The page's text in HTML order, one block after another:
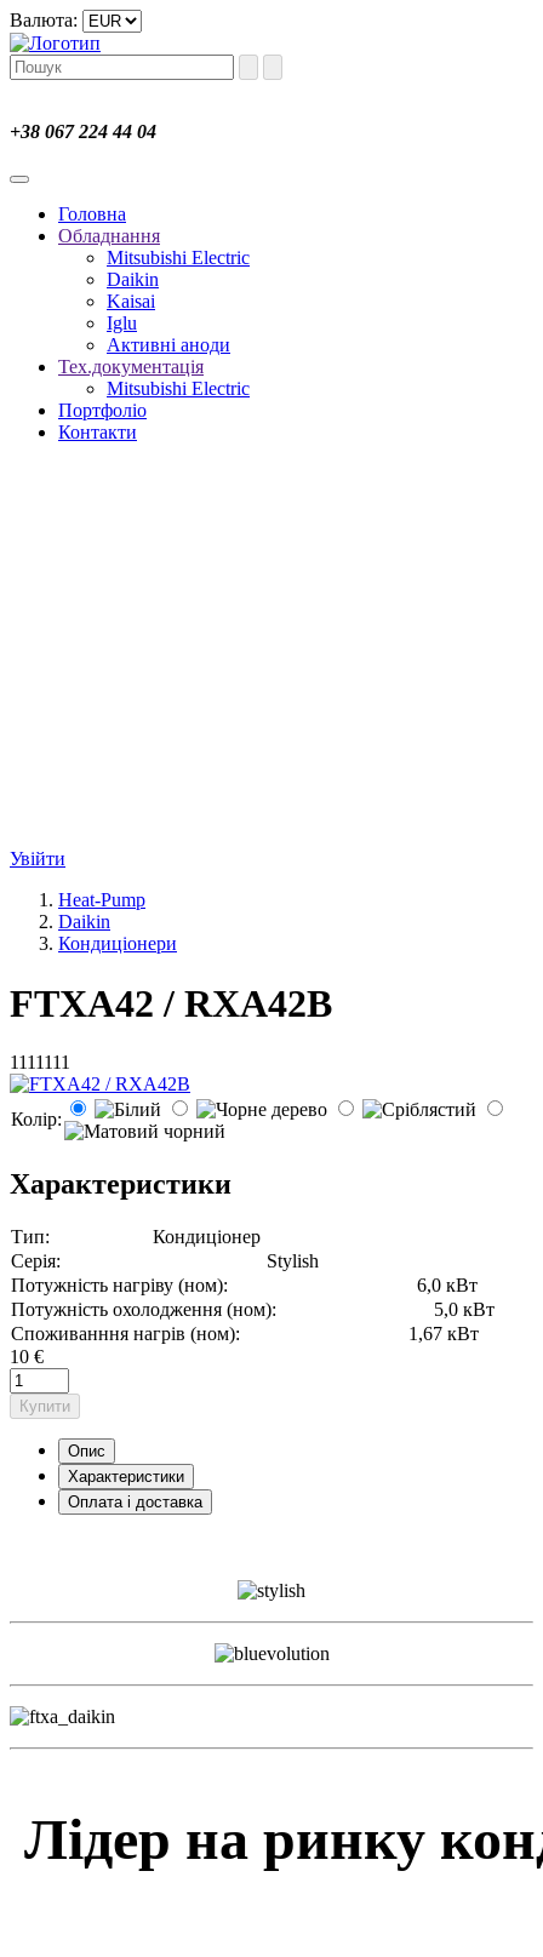
Валюта:
+38 067 224 44 04
Головна
Обладнання
Mitsubishi Electric
Daikin
Kaisai
Iglu
Активні аноди
Тех.документація
Mitsubishi Electric
Портфоліо
Контакти
Увійти
Heat-Pump
Daikin
Кондиціонери
FTXA42 / RXA42B
1111111
Колір:
Характеристики
Тип:
Кондиціонер
Серія:
Stylish
Потужність нагріву (ном):
6,0 кВт
Потужність охолодження (ном):
5,0 кВт
Споживанння нагрів (ном):
1,67 кВт
10 €
Купити
Опис
Характеристики
Оплата і доставка
Лідер на ринку